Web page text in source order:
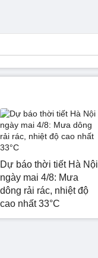
Dự báo thời tiết Hà Nội
ngày mai 4/8: Mưa
dông rải rác, nhiệt độ
cao nhất 33°C